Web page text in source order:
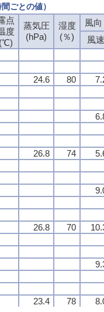
ごとの値）
点
度
(℃)
蒸気圧
(hPa)
湿度
(％)
風
風速
24.6 80
26.8 74
26.8 70
23.4 78
点
度
(℃)
蒸気圧
(hPa)
湿度
(％)
風
風速
24.6 80
26.8 74
26.8 70
23.4 78
点
度
(℃)
蒸気圧
(hPa)
湿度
(％)
風
風速
24.6 80
26.8 74
26.8 70
23.4 78
点
度
(℃)
蒸気圧
(hPa)
湿度
(％)
風
風速
24.6 80
26.8 74
26.8 70
23.4 78